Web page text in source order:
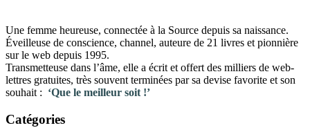
Une femme heureuse, connectée à la Source depuis sa naissance.
Éveilleuse de conscience, channel, auteure de 21 livres et pionnière
sur le web depuis 1995.
Transmetteuse dans l’âme, elle a écrit et offert des milliers de web-
lettres gratuites, très souvent terminées par sa devise favorite et son
souhait : ‘Que le meilleur soit !’
Catégories